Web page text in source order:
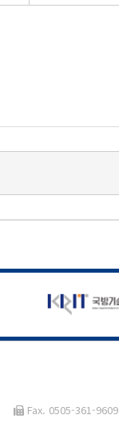
Fax. 0505-361-9609